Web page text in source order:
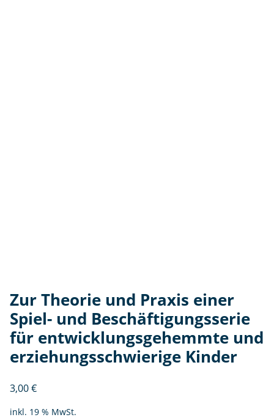
Zur Theorie und Praxis einer
Spiel- und Beschäftigungsserie
für entwicklungsgehemmte und
erziehungsschwierige Kinder
3,00€
inkl. 19 % MwSt.